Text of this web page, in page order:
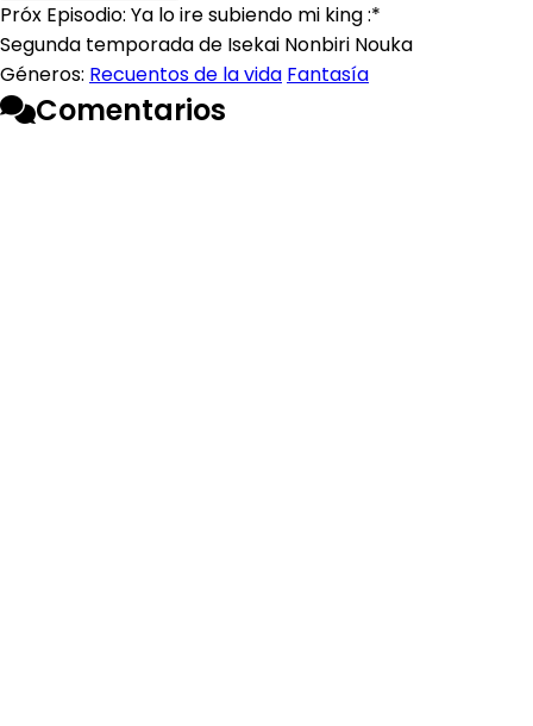
Próx Episodio: Ya lo ire subiendo mi king :*
Segunda temporada de Isekai Nonbiri Nouka
Géneros: Recuentos de la vida Fantasía
Comentarios